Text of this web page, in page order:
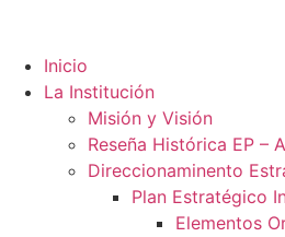
Inicio
La Institución
Misión y Visión
Reseña Histórica EP –
Direccionaminento
Plan Estratégico
Elementos